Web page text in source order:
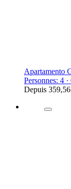
Apartamento
Personnes: 4
Depuis